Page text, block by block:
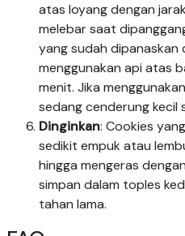
atas loyang dengan
melebar saat
yang sudah dipanaskan
menggunakan api atas
menit. Jika
sedang cenderung kecil
Dinginkan: Cookies
sedikit empuk atau
hingga mengeras
simpan dalam toples
tahan lama.